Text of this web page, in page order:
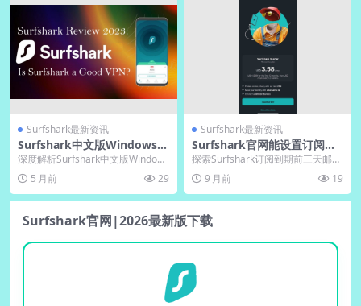
Surfshark最新资讯
Surfshark中文版Windows客
户端菜单翻译准确性
深度解析Surfshark中文版Windows
客户端菜单翻译的精准度与专业
性。其...
5 月前 29
Surfshark最新资讯
Surfshark官网能设置订阅到
期前三天邮件提醒吗
探索Surfshark订阅到期前三天邮件
提醒设置方法，了解其如何帮助用
户避免服务...
9 月前 19
Surfshark官网|2026最新版下载